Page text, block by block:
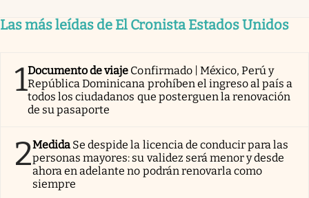
Las más leídas de El Cronista Estados Unidos
1Documento de viaje Confirmado | México, Perú y
República Dominicana prohíben el ingreso al país a
todos los ciudadanos que posterguen la renovación
de su pasaporte
2Medida Se despide la licencia de conducir para las
personas mayores: su validez será menor y desde
ahora en adelante no podrán renovarla como
siempre